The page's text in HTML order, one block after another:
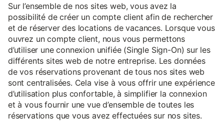
Sur l’ensemble de nos sites web, vous avez la
possibilité de créer un compte client afin de rechercher
et de réserver des locations de vacances. Lorsque vous
ouvrez un compte client, nous vous permettons
d’utiliser une connexion unifiée (Single Sign-On) sur les
différents sites web de notre entreprise. Les données
de vos réservations provenant de tous nos sites web
sont centralisées. Cela vise à vous offrir une expérience
d’utilisation plus confortable, à simplifier la connexion
et à vous fournir une vue d’ensemble de toutes les
réservations que vous avez effectuées sur nos sites.